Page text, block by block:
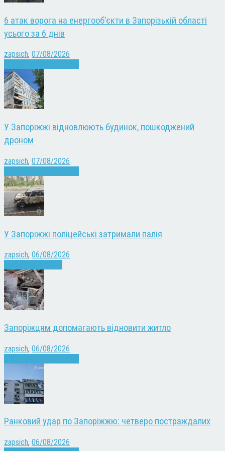
6 атак ворога на енергооб’єкти в Запорізькій області
усього за 6 днів
zapsich, 07/08/2026
У Запоріжжі відновлюють будинок, пошкоджений
дроном
zapsich, 07/08/2026
У Запоріжжі поліцейські затримали палія
zapsich, 06/08/2026
Запоріжцям допомагають відновити житло
zapsich, 06/08/2026
Ранковий удар по Запоріжжю: четверо постраждалих
zapsich, 06/08/2026